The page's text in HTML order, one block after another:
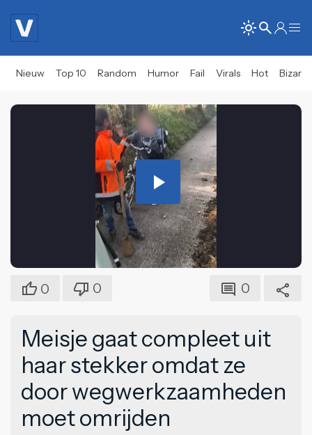
Nieuw Top 10 Random Humor Fail Virals Hot Bizar
Play
Video
0 0 0
Meisje gaat compleet uit
haar stekker omdat ze
door wegwerkzaamheden
moet omrijden